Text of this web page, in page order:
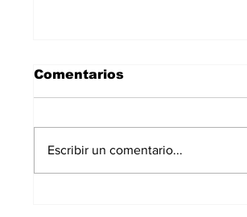
Comentarios
Escribir un comentario...